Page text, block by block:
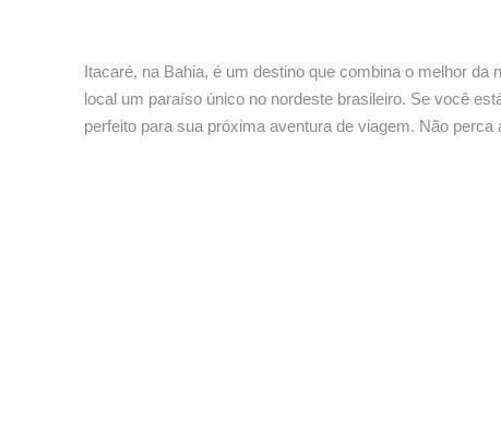
Itacaré, na Bahia, é um destino que combina o melhor
local um paraíso único no nordeste brasileiro. Se você
perfeito para sua próxima aventura de viagem. Não